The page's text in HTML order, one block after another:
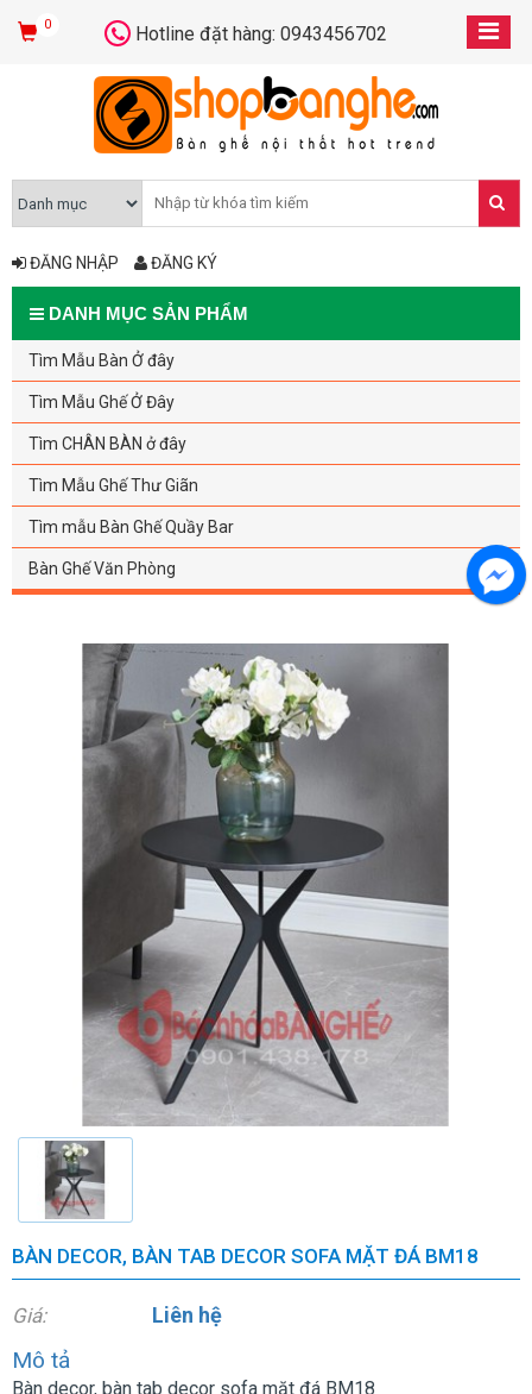
0 Hotline đặt hàng: 0943456702
ĐĂNG NHẬP ĐĂNG KÝ
DANH MỤC SẢN PHẨM
Tìm Mẫu Bàn Ở đây
Tìm Mẫu Ghế Ở Đây
Tìm CHÂN BÀN ở đây
Tìm Mẫu Ghế Thư Giãn
Tìm mẫu Bàn Ghế Quầy Bar
Bàn Ghế Văn Phòng
BÀN DECOR, BÀN TAB DECOR SOFA MẶT ĐÁ BM18
Giá: Liên hệ
Mô tả
Bàn decor, bàn tab decor sofa mặt đá BM18